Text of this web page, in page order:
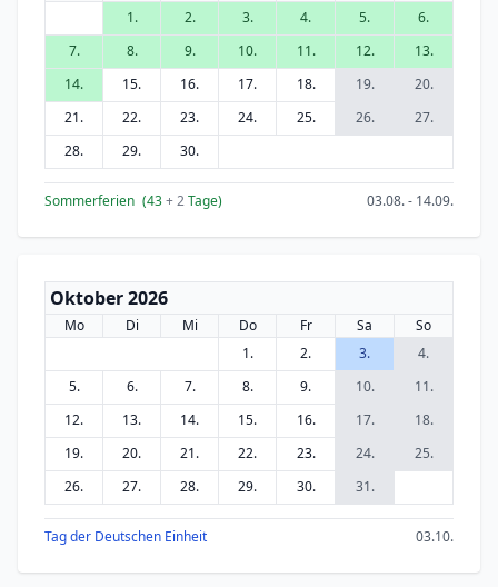
1.
2. 3. 4. 5.
6.
7.
8. 9. 10. 11. 12.
13.
14.
15. 16. 17. 18. 19.
20.
21.
22. 23. 24. 25. 26.
27.
28.
29. 30.
Sommerferien (43+ 2Tage) 03.08. - 14.09.
Oktober 2026
Mo Di Mi Do Fr Sa
So
1.
2. 3.
4.
5.
6. 7. 8. 9. 10.
11.
12.
13. 14. 15. 16. 17.
18.
19.
20. 21. 22. 23. 24.
25.
26.
27. 28. 29. 30. 31.
Tag der Deutschen Einheit 03.10.